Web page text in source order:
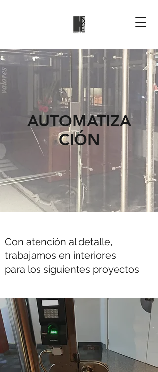
Con atención al detalle,
trabajamos en interiores
para los siguientes proyectos
AUTOMATIZA
CIÓN